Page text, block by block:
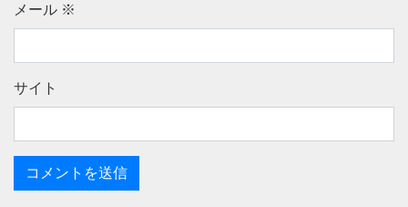
メール ※
サイト